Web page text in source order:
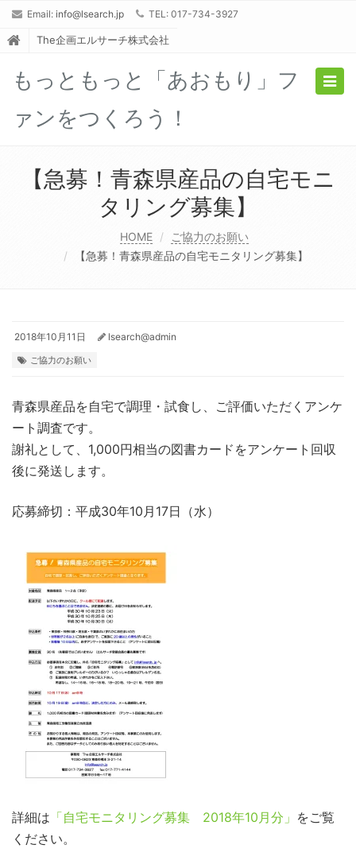
Email: info@lsearch.jp TEL: 017-734-3927
The企画エルサーチ株式会社
もっともっと「あおもり」フ
ァンをつくろう！
【急募！青森県産品の自宅モニ
タリング募集】
HOME
ご協力のお願い
【急募！青森県産品の自宅モニタリング募集】
2018年10月11日 lsearch@admin
ご協力のお願い
青森県産品を自宅で調理・試食し、ご評価いただくアンケ
ート調査です。
謝礼として、1,000円相当の図書カードをアンケート回収
後に発送します。
応募締切：平成30年10月17日（水）
詳細は 「自宅モニタリング募集 2018年10月分」 をご覧
ください。